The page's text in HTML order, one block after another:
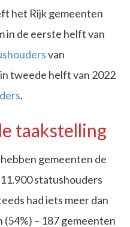
het Rijk gemeenten
in de eerste helft van
van
tweede helft van 2022
.
taakstelling
gemeenten de
statushouders
had iets meer dan
– 187 gemeenten